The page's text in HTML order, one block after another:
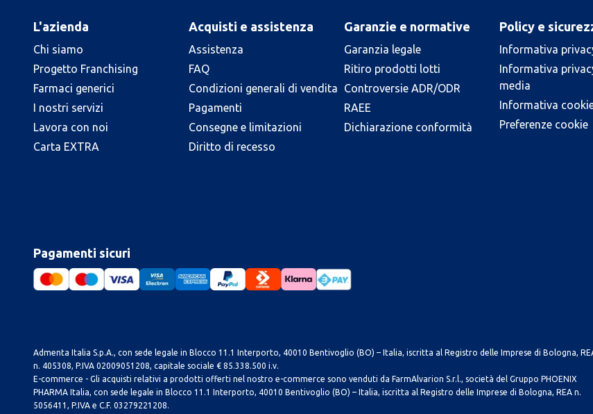
L'azienda
Chi siamo
Progetto Franchising
Farmaci generici
I nostri servizi
Lavora con noi
Carta EXTRA
Acquisti e assistenza
Assistenza
FAQ
Condizioni generali di vendita
Pagamenti
Consegne e limitazioni
Diritto di recesso
Garanzie e normative
Garanzia legale
Ritiro prodotti lotti
Controversie ADR/ODR
RAEE
Dichiarazione conformità
Policy e
Informativa
Informativa
media
Informativa
Preferenze cookie
Pagamenti sicuri
Admenta Italia S.p.A., con sede legale in Blocco 11.1 Interporto, 40010 Bentivoglio (BO) – Italia, iscritta al Registro delle Imprese di Bologna,
n. 405308, P.IVA 02009051208, capitale sociale € 85.338.500 i.v.
E-commerce - Gli acquisti relativi a prodotti offerti nel nostro e-commerce sono venduti da FarmAlvarion S.r.l., società del Gruppo PHOENIX
PHARMA Italia, con sede legale in Blocco 11.1 Interporto, 40010 Bentivoglio (BO) – Italia, iscritta al Registro delle Imprese di Bologna, REA n.
5056411, P.IVA e C.F. 03279221208.